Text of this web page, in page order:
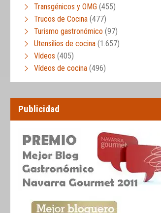
Transgénicos y OMG (455)
Trucos de Cocina (477)
Turismo gastronómico (97)
Utensilios de cocina (1.657)
Vídeos (405)
Vídeos de cocina (496)
Publicidad